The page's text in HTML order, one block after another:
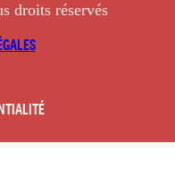
droits réservés